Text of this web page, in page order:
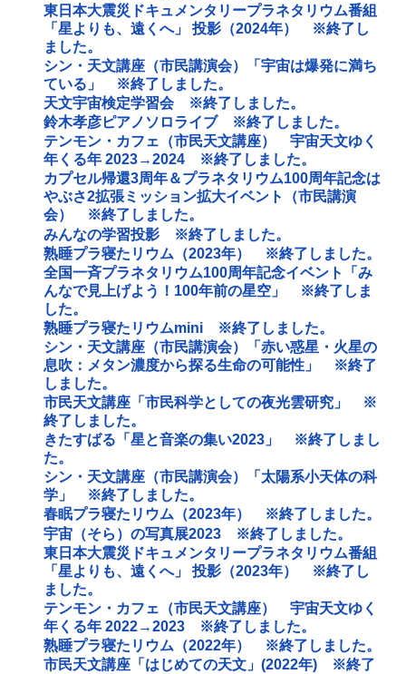
東日本大震災ドキュメンタリープラネタリウム番組
「星よりも、遠くへ」 投影（2024年） ※終了し
ました。
シン・天文講座（市民講演会）「宇宙は爆発に満ち
ている」 ※終了しました。
天文宇宙検定学習会 ※終了しました。
鈴木孝彦ピアノソロライブ ※終了しました。
テンモン・カフェ（市民天文講座） 宇宙天文ゆく
年くる年 2023→2024 ※終了しました。
カプセル帰還3周年＆プラネタリウム100周年記念は
やぶさ2拡張ミッション拡大イベント（市民講演
会） ※終了しました。
みんなの学習投影 ※終了しました。
熟睡プラ寝たリウム（2023年） ※終了しました。
全国一斉プラネタリウム100周年記念イベント「み
んなで見上げよう！100年前の星空」 ※終了しま
した。
熟睡プラ寝たリウムmini ※終了しました。
シン・天文講座（市民講演会）「赤い惑星・火星の
息吹：メタン濃度から探る生命の可能性」 ※終了
しました。
市民天文講座「市民科学としての夜光雲研究」 ※
終了しました。
きたすばる「星と音楽の集い2023」 ※終了しまし
た。
シン・天文講座（市民講演会）「太陽系小天体の科
学」 ※終了しました。
春眠プラ寝たリウム（2023年） ※終了しました。
宇宙（そら）の写真展2023 ※終了しました。
東日本大震災ドキュメンタリープラネタリウム番組
「星よりも、遠くへ」 投影（2023年） ※終了し
ました。
テンモン・カフェ（市民天文講座） 宇宙天文ゆく
年くる年 2022→2023 ※終了しました。
熟睡プラ寝たリウム（2022年） ※終了しました。
市民天文講座「はじめての天文」(2022年) ※終了